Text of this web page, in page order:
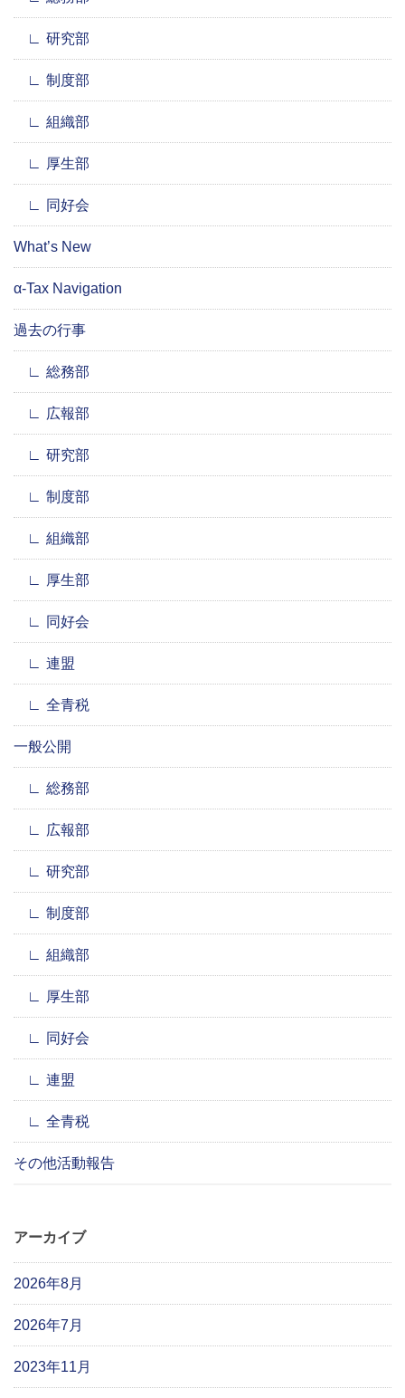
研究部
制度部
組織部
厚生部
同好会
What’s New
α-Tax Navigation
過去の行事
総務部
広報部
研究部
制度部
組織部
厚生部
同好会
連盟
全青税
一般公開
総務部
広報部
研究部
制度部
組織部
厚生部
同好会
連盟
全青税
その他活動報告
アーカイブ
2026年8月
2026年7月
2023年11月